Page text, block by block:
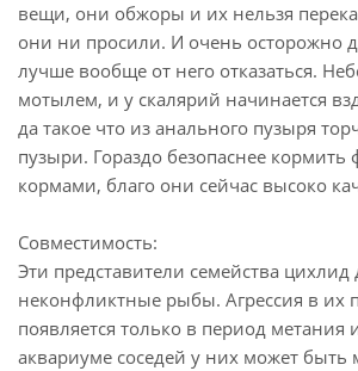
вещи, они обжоры и их нельзя
они ни просили. И очень осторожно
лучше вообще от него отказаться.
мотылем, и у скалярий начинается
да такое что из анального пузыря
пузыри. Гораздо безопаснее
кормами, благо они сейчас высоко
Совместимость:
Эти представители семейства
неконфликтные рыбы. Агрессия в их
появляется только в период
аквариуме соседей у них может быть